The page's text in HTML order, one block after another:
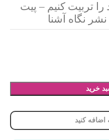
تربیت کنیم – پیت
نگاه آشنا
خرید
کنید